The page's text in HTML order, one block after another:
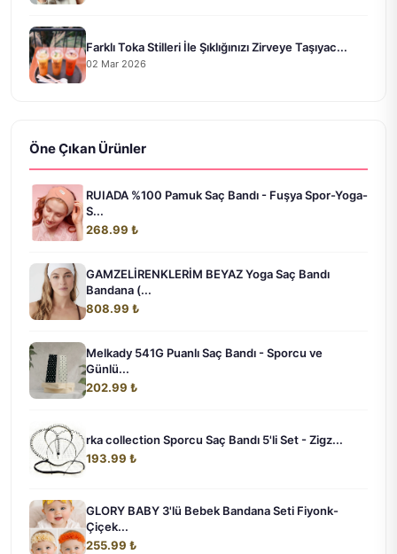
Farklı Toka Stilleri İle Şıklığınızı Zirveye Taşıyac...
02 Mar 2026
Öne Çıkan Ürünler
RUIADA %100 Pamuk Saç Bandı - Fuşya Spor-Yoga-
S...
268.99 ₺
GAMZELİRENKLERİM BEYAZ Yoga Saç Bandı
Bandana (...
808.99 ₺
Melkady 541G Puanlı Saç Bandı - Sporcu ve
Günlü...
202.99 ₺
rka collection Sporcu Saç Bandı 5'li Set - Zigz...
193.99 ₺
GLORY BABY 3'lü Bebek Bandana Seti Fiyonk-
Çiçek...
255.99 ₺